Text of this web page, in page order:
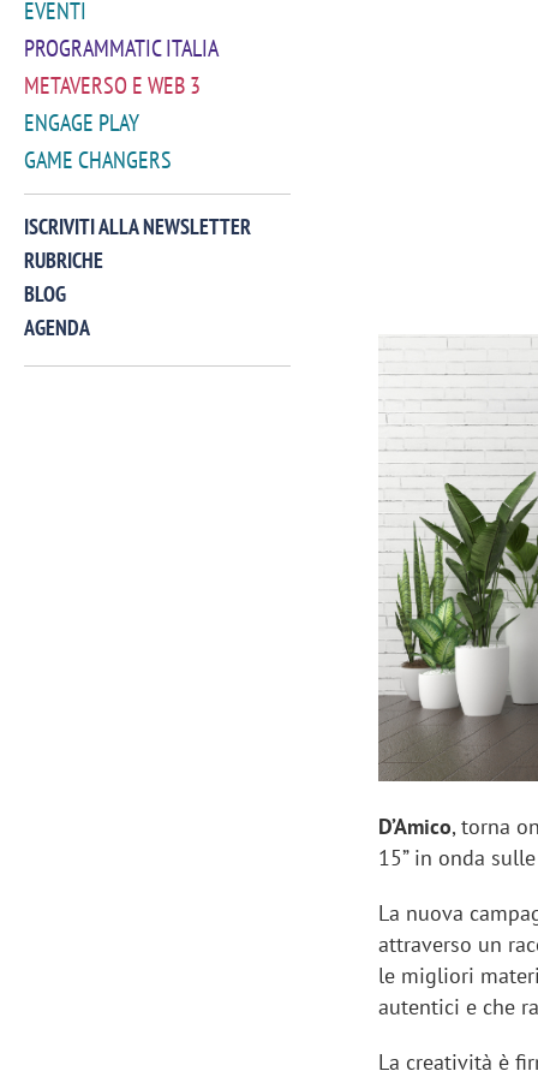
EVENTI
PROGRAMMATIC ITALIA
METAVERSO E WEB 3
ENGAGE PLAY
GAME CHANGERS
ISCRIVITI ALLA NEWSLETTER
RUBRICHE
BLOG
AGENDA
D’Amico, torna
15” in onda
La nuova
attraverso un
le migliori
autentici e che
La creatività è
Manassero, Samsung Ads: «Con Total
Perez,
mercato
crescere»